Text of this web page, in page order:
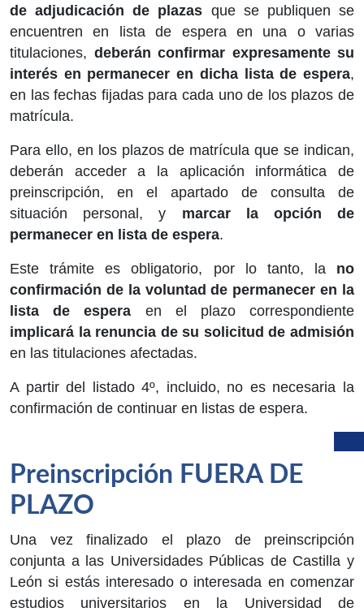
de adjudicación de plazas que se publiquen se
encuentren en lista de espera en una o varias
titulaciones, deberán confirmar expresamente su
interés en permanecer en dicha lista de espera,
en las fechas fijadas para cada uno de los plazos de
matrícula.
Para ello, en los plazos de matrícula que se indican,
deberán acceder a la aplicación informática de
preinscripción, en el apartado de consulta de
situación personal, y marcar la opción de
permanecer en lista de espera.
Este trámite es obligatorio, por lo tanto, la no
confirmación de la voluntad de permanecer en la
lista de espera en el plazo correspondiente
implicará la renuncia de su solicitud de admisión
en las titulaciones afectadas.
A partir del listado 4º, incluido, no es necesaria la
confirmación de continuar en listas de espera.
Preinscripción FUERA DE
PLAZO
Una vez finalizado el plazo de preinscripción
conjunta a las Universidades Públicas de Castilla y
León si estás interesado o interesada en comenzar
estudios universitarios en la Universidad de